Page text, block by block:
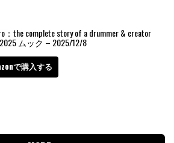
：the complete story of a drummer & creator
ムック – 2025/12/8
で購入する